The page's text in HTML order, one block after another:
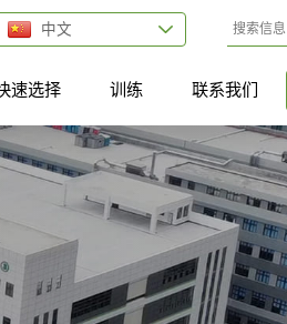
中文
速选择 训练 联系我们